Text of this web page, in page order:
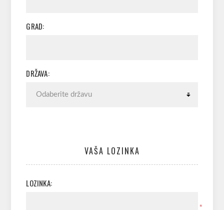
GRAD:
DRŽAVA:
VAŠA LOZINKA
LOZINKA:
*